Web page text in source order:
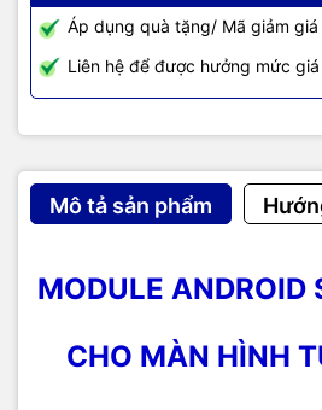
Áp dụng quà tặng/ Mã giảm giá
Liên hệ để được hưởng mức
Mô tả sản phẩm
MODULE ANDROID
CHO MÀN HÌNH